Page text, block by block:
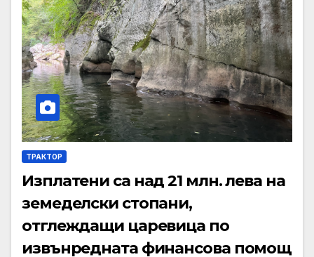
ТРАКТОР
Изплатени са над 21 млн. лева на
земеделски стопани,
отглеждащи царевица по
извънредната финансова помощ